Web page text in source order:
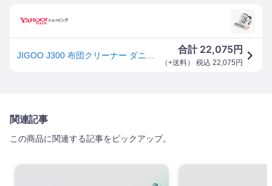
合計 22,075円
（+送料） 税込 22,075 円
関連記事
この商品に関連する記事をピックアップ。